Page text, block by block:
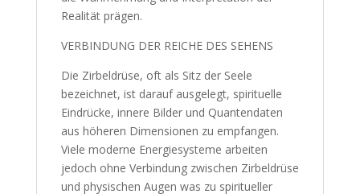
Realität prägen.
VERBINDUNG DER REICHE DES SEHENS
Die Zirbeldrüse, oft als Sitz der Seele
bezeichnet, ist darauf ausgelegt, spirituelle
Eindrücke, innere Bilder und Quantendaten
aus höheren Dimensionen zu empfangen.
Viele moderne Energiesysteme arbeiten
jedoch ohne Verbindung zwischen Zirbeldrüse
und physischen Augen was zu spiritueller